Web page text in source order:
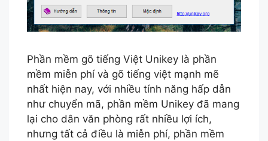
Phần mềm gõ tiếng Việt Unikey là phần
mềm miễn phí và gõ tiếng việt mạnh mẽ
nhất hiện nay, với nhiều tính năng hấp dẫn
như chuyển mã, phần mềm Unikey đã mang
lại cho dân văn phòng rất nhiều lợi ích,
nhưng tất cả điều là miễn phí, phần mềm